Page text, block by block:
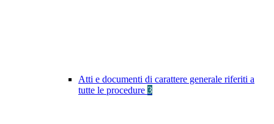
Atti e documenti di carattere generale riferiti a
tutte le procedure 3